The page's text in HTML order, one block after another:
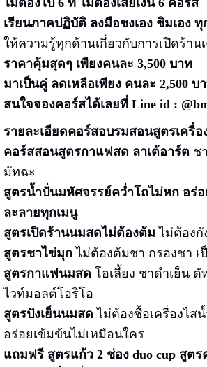
ไม่ต้องไป 6 ที่ ไม่ต้องเสียเงิน 6 คอร์ส
เรียนภาคปฏิบัติ ลงมือชงเอง ชิมเอง
ให้ความรู้ทุกด้านเกี่ยวกับการเปิดร้าน
ราคาคุ้มสุดๆ เพียงคนละ 3,500บาท
มาเป็นคู่ลดเหลือเพียง คนละ 2,500 บ
สนใจจองคอร์สได้เลยที่ Line id :
รายละเอียดคอร์สอบรมสอนสูตรเครื่อ
คอร์สสอนสูตรกาแฟสด ลาเต้อาร์ต ช
มัทฉะ
สูตรน้ำปั่นมหัศจรรย์คว่ำโถไม่หก อร่
ละลายทุกเมนู
สูตรเปิดร้านนมสดไม่ต้องต้ม ไม่ต้องกั
สูตรชาไข่มุก ไม่ต้องต้มชา กรองชา เ
สูตรกาแฟนมสด โอเลี้ยง ชาดำเย็น
ไวท์มอลต์โอริโอ
สูตรปังเย็นนมสด ไม่ต้องซื้อเครื่องไส
อร่อยเข้มข้นไม่เหมือนใคร
แถมฟรี สูตรแก้ว 2 ช่อง duo cup สูตร